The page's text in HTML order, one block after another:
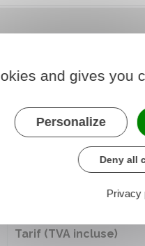
par lettre recommandée
où il va réaliser le
justice (anciennement
TVA diffère.
du logement.
Tarif (TVA incluse)
and gives you
Personalize
Deny all
Privacy